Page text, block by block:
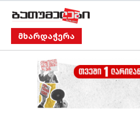
მხარდაჭერა